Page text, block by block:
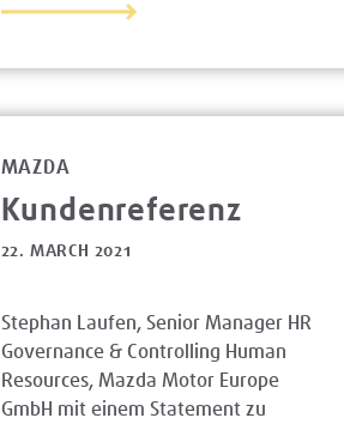
MAZDA
Kundenreferenz
22. MARCH 2021
Stephan Laufen, Senior Manager HR
Governance & Controlling Human
Resources, Mazda Motor Europe
GmbH mit einem Statement zu